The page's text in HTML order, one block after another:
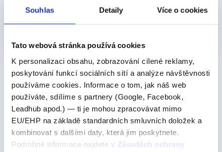
Souhlas Detaily Více o cookies
Tato webová stránka používá cookies
K personalizaci obsahu, zobrazování cílené reklamy,
poskytování funkcí sociálních sítí a analýze návštěvnosti
používáme cookies. Informace o tom, jak náš web
používáte, sdílíme s partnery (Google, Facebook,
Leadhub apod.) — ti je mohou zpracovávat mimo
EU/EHP na základě standardních smluvních doložek a
kombinovat s dalšími daty, která jim poskytnete.
Podrobné informace najdete v Zásadách ochrany
Videokurz: Minulé časy -
Chcete ovládnout angličtinu snadno a efektivně, ať už
sedíte doma nebo cestujete? Připojte se k
našim individuálním kurzům angličtinynebo si
zakupte našeanglické videokurzy, které jsou
navrženy tak, aby vyhovovaly právě vašim potřebám a
stylu učení. Nabízíme také
anglické manuály